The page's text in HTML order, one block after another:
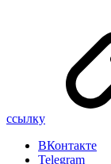
ссылку
ВКонтакте
Telegram